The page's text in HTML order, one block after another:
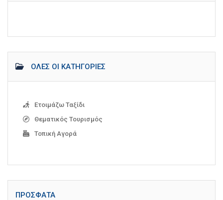
ΌΛΕΣ ΟΙ ΚΑΤΗΓΟΡΊΕΣ
Ετοιμάζω Ταξίδι
Θεματικός Τουρισμός
Τοπική Αγορά
ΠΡΌΣΦΑΤΑ